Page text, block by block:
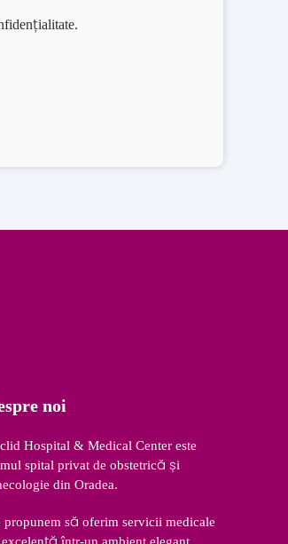
.
noi
Hospital & Medical Center este
spital privat de obstetrică și
din Oradea.
propunem să oferim servicii medicale